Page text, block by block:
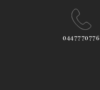
0447770776